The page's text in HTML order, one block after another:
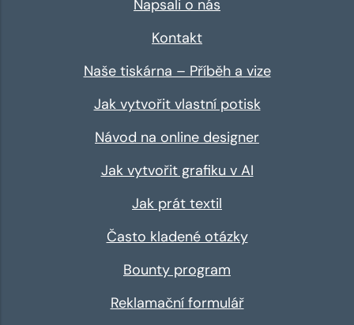
Napsali o nás
Kontakt
Naše tiskárna – Příběh a vize
Jak vytvořit vlastní potisk
Návod na online designer
Jak vytvořit grafiku v AI
Jak prát textil
Často kladené otázky
Bounty program
Reklamační formulář